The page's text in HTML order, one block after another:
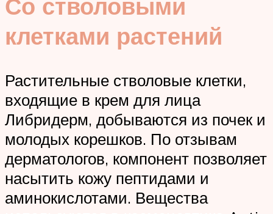
Со стволовыми
клетками растений
Растительные стволовые клетки,
входящие в крем для лица
Либридерм, добываются из почек и
молодых корешков. По отзывам
дерматологов, компонент позволяет
насытить кожу пептидами и
аминокислотами. Вещества